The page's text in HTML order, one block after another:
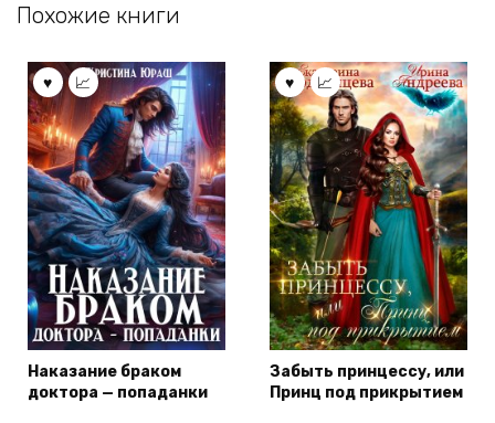
Похожие книги
Наказание браком
доктора — попаданки
Забыть принцессу, или
Принц под прикрытием